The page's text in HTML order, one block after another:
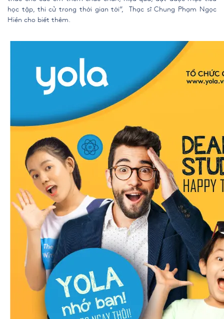
học tập, thi cử trong thời gian tới”, Thạc sĩ Chung Phạm Ngọc
Hiền cho biết thêm.